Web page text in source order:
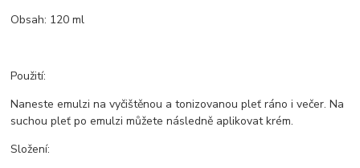
Obsah: 120 ml
Použití:
Naneste emulzi na vyčištěnou a tonizovanou pleť ráno i večer. Na
suchou pleť po emulzi můžete následně aplikovat krém.
Složení: